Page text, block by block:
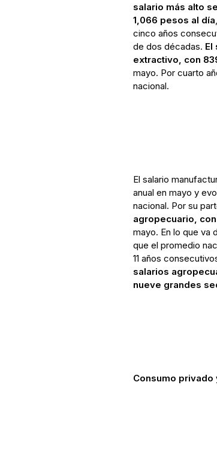
salario más alto
1,066 pesos al día
cinco años
de dos décadas. El
extractivo, con
mayo. Por cuarto
nacional.
El salario
anual en mayo y
nacional. Por su
agropecuario,
mayo. En lo que va
que el promedio
11 años
salarios
nueve grandes
Consumo